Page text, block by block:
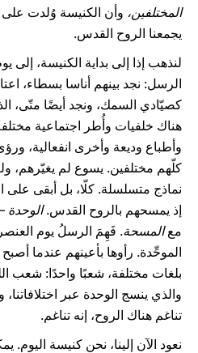
المختلفين، وأن الكنيسة وُلدت على
يجمعنا الروح القدس.
لنذهب إذا إلى بداية الكنيسة، إلى
الرسل: نجد بينهم أناسا بسطاء،
كصيّادي السمك، ونجد أيضًا متّى،
هناك خلفيات وأُطر اجتماعية
وأطباع وديعة وأخرى انفعالية،
كلّهم مختلفين. يسوع لم يغيّرهم،
نماذج متسلسلة. كلّا، بل أبقى على
إذ يمسحهم بالروح القدس.الوحدة
معالمسحة. فَهِمَ الرسلُ يوم
الموحِّدة. رأوها بأعينهم عندما
بلغات مختلفة، شعبًا واحدًا: شعب
والذي ينسج الوحدة عبر اختلافاتنا،
تناغم هناك الروح، إنه تناغم.
نعود الآن إلينا، نحن كنيسة اليوم.